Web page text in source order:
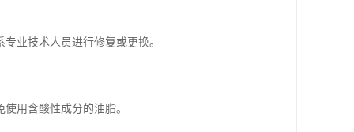
业技术人员进行修复或更换。
用含酸性成分的油脂。